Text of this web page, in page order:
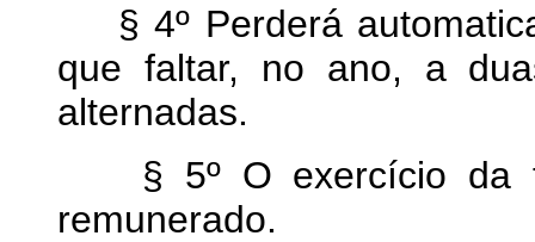
§ 4º Perderá
que faltar, no ano, a
alternadas.
§ 5º O exercício da
remunerado.